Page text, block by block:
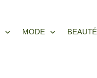
MODE BEAUTÉ